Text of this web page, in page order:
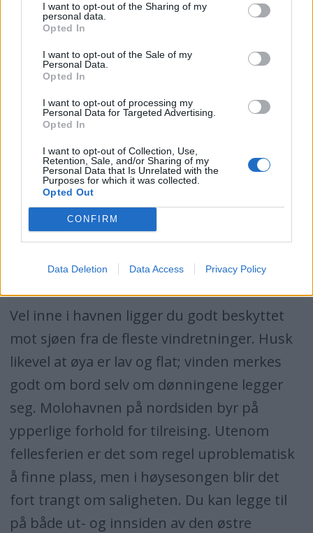
I want to opt-out of the Sharing of my
personal data.
Opted In
I want to opt-out of the Sale of my
Personal Data.
Opted In
I want to opt-out of processing my
Personal Data for Targeted Advertising.
Opted In
I want to opt-out of Collection, Use,
Retention, Sale, and/or Sharing of my
Personal Data that Is Unrelated with the
Purposes for which it was collected.
Opted Out
CONFIRM
Data Deletion Data Access Privacy Policy
så skjer det et rent lite under,
for med utsikt til Hvitebergs
blankskurte fjell,
en fuglunge fra egget plundrer.
Ja, et blomsterhav lyser mot himmelen
blå,
opp i fra marken den grønne.
Nei, aldri i mykere seng jeg lå,
enn på Stråholmen – øya, den skjønne.
Der seiler en svartbak, der tripper en
tjeld,
der ligger det ender og svømmer,
og når solen går ned over blånende fjell,
er det tid for lystige drømmer.
Tekst og melodi: Sigbjørn Larsen
igjennom sjøkartet og plotteren før du
setter kursen hit.
Her ute i havgapet kan det også blåse friskt.
nord/nordvest, inn i det trange sundet
på nordsiden. Hold sikte fra Langesund fyr
og gå rett mot moloåpningen. Kystlaget og
kommunen har mudret opp en renne her,
slik at båter med normal dybdegående kjøl
lav fart.
Vel inne i havnen ligger du godt beskyttet
mot sjøen fra de fleste vindretninger. Husk
likevel at øya er lav og flat; vinden merkes
godt om bord selv om dønningene legger
seg. Molohavnen på nordsiden byr på
ypperlige forhold for tilreising. Utenom
fellesferien er det som regel uproblematisk
å finne plass, men i høysesongen blir det
fort trangt om saligheten. Du kan legge til
på både ut- og innsiden av den østre